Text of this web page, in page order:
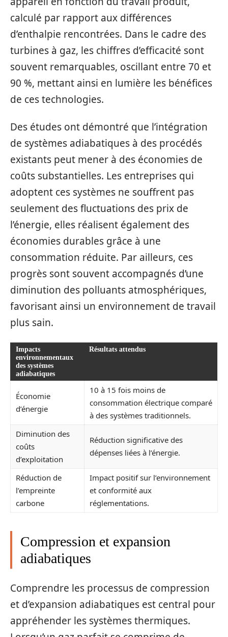
calculé par rapport aux différences
d’enthalpie rencontrées. Dans le cadre des
turbines à gaz, les chiffres d’efficacité sont
souvent remarquables, oscillant entre 70 et
90 %, mettant ainsi en lumière les bénéfices
de ces technologies.
Des études ont démontré que l’intégration
de systèmes adiabatiques à des procédés
existants peut mener à des économies de
coûts substantielles. Les entreprises qui
adoptent ces systèmes ne souffrent pas
seulement des fluctuations des prix de
l’énergie, elles réalisent également des
économies durables grâce à une
consommation réduite. Par ailleurs, ces
progrès sont souvent accompagnés d’une
diminution des polluants atmosphériques,
favorisant ainsi un environnement de travail
plus sain.
Impacts
environnementaux
des systèmes
adiabatiques
Résultats attendus
Économie
d’énergie
10 à 15 fois moins de
consommation électrique comparé
à des systèmes traditionnels.
Diminution des
coûts
d’exploitation
Réduction significative des
dépenses liées à l’énergie.
Réduction de
l’empreinte
carbone
Impact positif sur l’environnement
et conformité aux
réglementations.
Compression et expansion
adiabatiques
Comprendre les processus de compression
et d’expansion adiabatiques est central pour
appréhender les systèmes thermiques.